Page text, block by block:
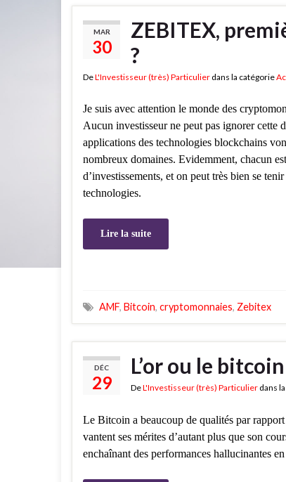
MAR
30
ZEBITEX,
?
DeL'Investisseur (très) Particulier dans la catégorie
Je suis avec attention le monde des
Aucun investisseur ne peut pas ignorer cette
applications des technologies blockchains
nombreux domaines. Evidemment, chacun
d’investissements, et on peut très bien se tenir
technologies.
Lire la suite
AMF, Bitcoin, cryptomonnaies, Zebitex
DÉC
29
L’or ou le
DeL'Investisseur (très) Particulier dans
Le Bitcoin a beaucoup de qualités par rapport
vantent ses mérites d’autant plus que son
enchaînant des performances hallucinantes